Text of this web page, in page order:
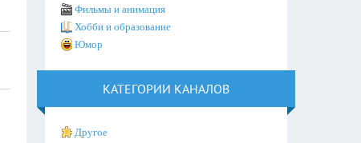
Фильмы и анимация
Хобби и образование
Юмор
КАТЕГОРИИ КАНАЛОВ
Другое